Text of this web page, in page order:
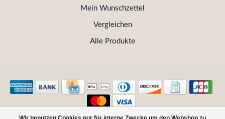
Mein Wunschzettel
Vergleichen
Alle Produkte